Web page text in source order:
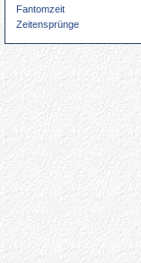
Fantomzeit
Zeitensprünge